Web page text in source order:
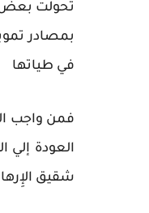
تحولت بعض
بمصادر
في طياتها
فمن واجب
العودة إلي
شقيق